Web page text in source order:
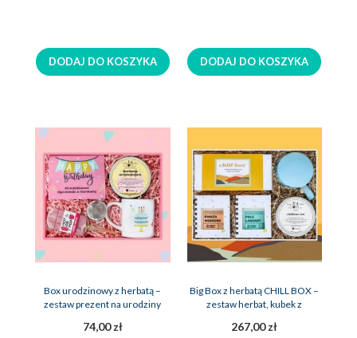
DODAJ DO KOSZYKA DODAJ DO KOSZYKA
Box urodzinowy z herbatą –
zestaw prezent na urodziny
74,00 zł
Big Box z herbatą CHILL BOX –
zestaw herbat, kubek z
267,00 zł